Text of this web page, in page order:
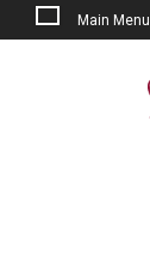
Main Menu